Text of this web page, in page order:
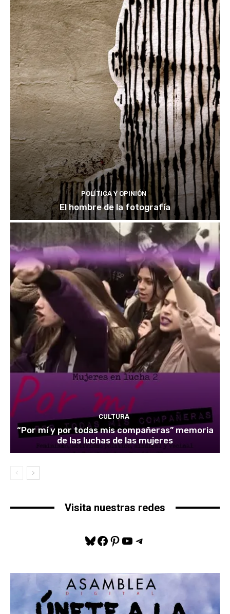
POLÍTICA Y OPINIÓN
El hombre de la fotografía
CULTURA
“Por mí y por todas mis compañeras” memoria
de las luchas de las mujeres
Visita nuestras redes
Bluesky
Facebook
Pinterest
YouTube
Telegram